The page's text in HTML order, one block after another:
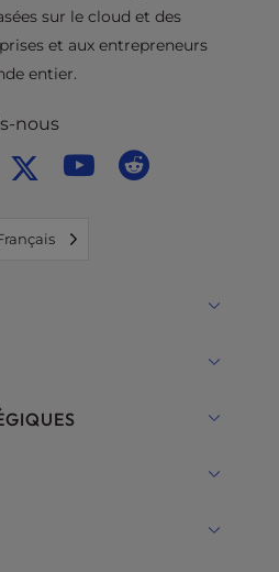
sur le cloud et des
et aux entrepreneurs
entier.
nous